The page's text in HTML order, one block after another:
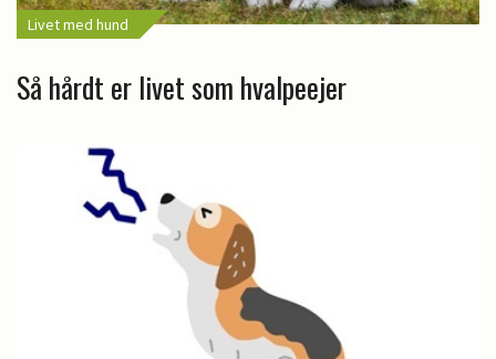
Livet med hund
Så hårdt er livet som hvalpeejer